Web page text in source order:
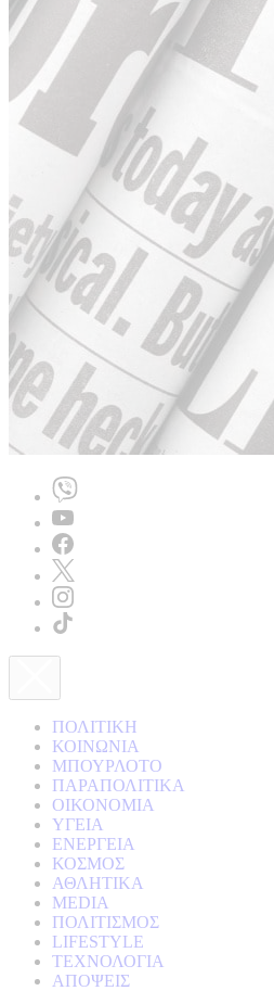
ΠΟΛΙΤΙΚΗ
ΚΟΙΝΩΝΙΑ
ΜΠΟΥΡΛΟΤΟ
ΠΑΡΑΠΟΛΙΤΙΚΑ
ΟΙΚΟΝΟΜΙΑ
ΥΓΕΙΑ
ΕΝΕΡΓΕΙΑ
ΚΟΣΜΟΣ
ΑΘΛΗΤΙΚΑ
MEDIA
ΠΟΛΙΤΙΣΜΟΣ
LIFESTYLE
ΤΕΧΝΟΛΟΓΙΑ
ΑΠΟΨΕΙΣ